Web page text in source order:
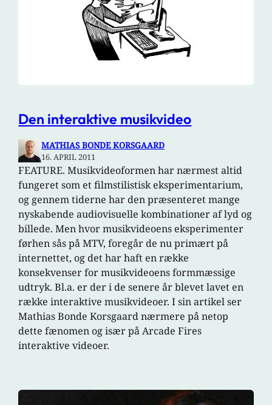
Den interaktive musikvideo
MATHIAS BONDE KORSGAARD
16. APRIL 2011
FEATURE. Musikvideoformen har nærmest altid
fungeret som et filmstilistisk eksperimentarium,
og gennem tiderne har den præsenteret mange
nyskabende audiovisuelle kombinationer af lyd og
billede. Men hvor musikvideoens eksperimenter
førhen sås på MTV, foregår de nu primært på
internettet, og det har haft en række
konsekvenser for musikvideoens formmæssige
udtryk. Bl.a. er der i de senere år blevet lavet en
række interaktive musikvideoer. I sin artikel ser
Mathias Bonde Korsgaard nærmere på netop
dette fænomen og især på Arcade Fires
interaktive videoer.